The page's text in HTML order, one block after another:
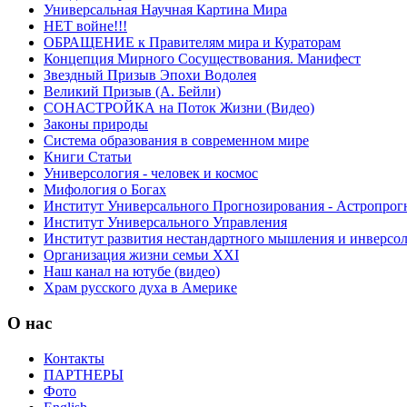
Универсальная Научная Картина Мира
НЕТ войне!!!
ОБРАЩЕНИЕ к Правителям мира и Кураторам
Концепция Мирного Сосуществования. Манифест
Звездный Призыв Эпохи Водолея
Великий Призыв (А. Бейли)
СОНАСТРОЙКА на Поток Жизни (Видео)
Законы природы
Система образования в современном мире
Книги Статьи
Универсология - человек и космос
Мифология о Богах
Институт Универсального Прогнозирования -
Институт Универсального Управления
Институт развития нестандартного мышления и
Организация жизни семьи XXI
Наш канал на ютубе (видео)
Храм русского духа в Америке
О нас
Контакты
ПАРТНЕРЫ
Фото